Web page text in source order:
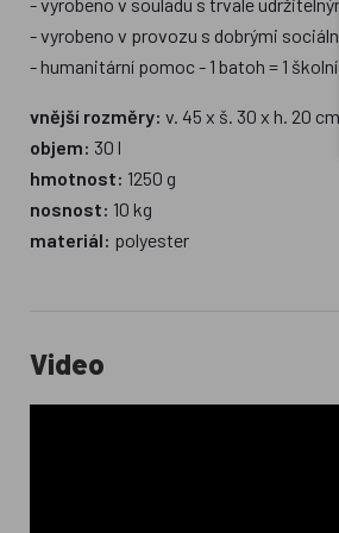
- vyrobeno v provozu s dobrými
- humanitární pomoc - 1 batoh = 1
vnější rozměry: v. 45 x š. 30 x h. 20 cm
objem: 30 l
hmotnost: 1250 g
nosnost: 10 kg
materiál: polyester
Video